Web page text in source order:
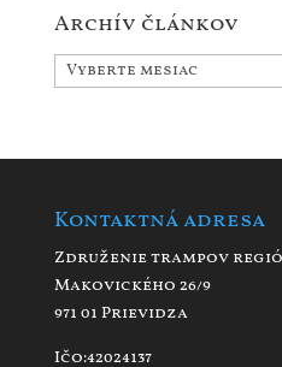
Archív článkov
Archív
Kontaktná adresa
Združenie trampov
Makovického 26/9
971 01 Prievidza
Ičo:42024137